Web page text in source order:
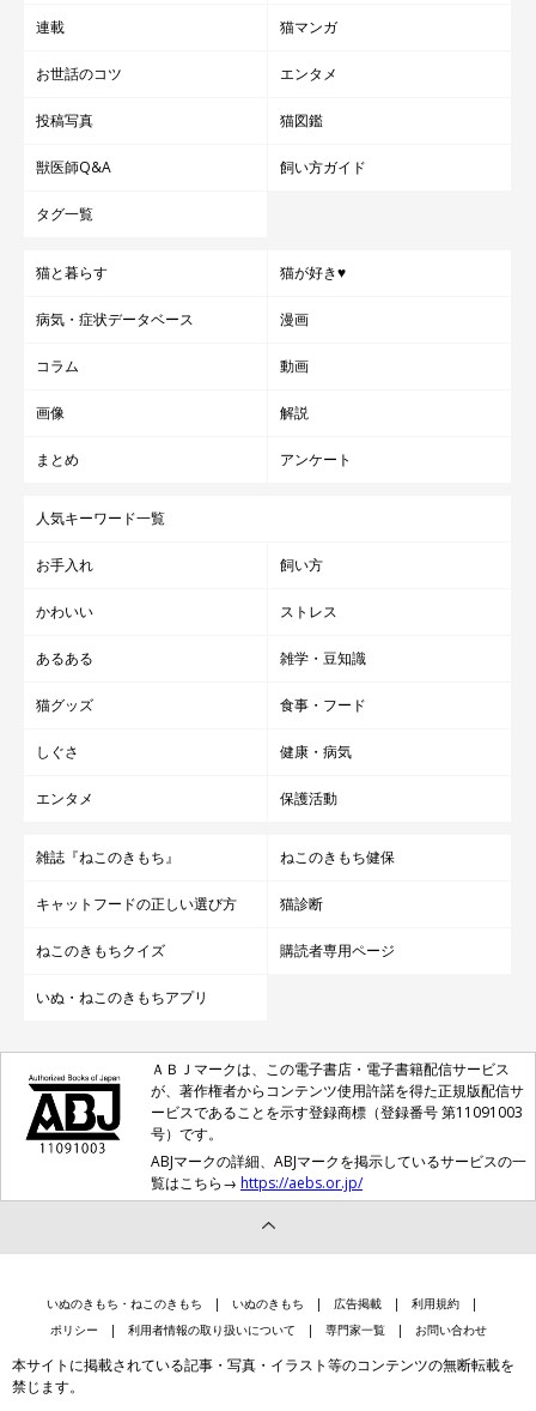
連載 猫マンガ
お世話のコツ エンタメ
投稿写真 猫図鑑
獣医師Q&A 飼い方ガイド
タグ一覧
猫と暮らす 猫が好き♥
病気・症状データベース 漫画
コラム 動画
画像 解説
まとめ アンケート
人気キーワード一覧
お手入れ 飼い方
かわいい ストレス
あるある 雑学・豆知識
猫グッズ 食事・フード
しぐさ 健康・病気
エンタメ 保護活動
雑誌『ねこのきもち』 ねこのきもち健保
キャットフードの正しい選び方 猫診断
ねこのきもちクイズ 購読者専用ページ
いぬ・ねこのきもちアプリ
ＡＢＪマークは、この電子書店・電子書籍配信サービス
が、著作権者からコンテンツ使用許諾を得た正規版配信サ
ービスであることを示す登録商標（登録番号 第11091003
号）です。
ABJマークの詳細、ABJマークを掲示しているサービスの一
覧はこちら→ https://aebs.or.jp/
いぬのきもち・ねこのきもち いぬのきもち 広告掲載
利用規約
ポリシー
利用者情報の取り扱いについて 専門家一覧 お問い合わせ
本サイトに掲載されている記事・写真・イラスト等のコンテンツの無断転載を
禁じます。